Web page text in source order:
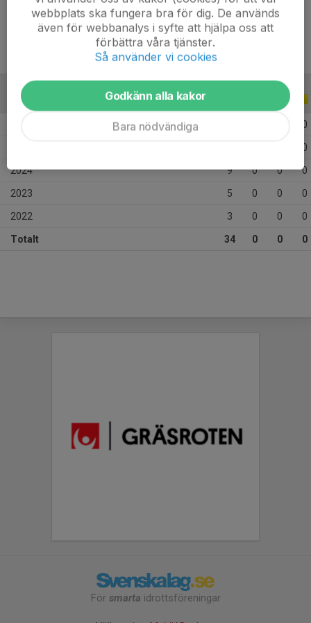
Ålder
12 år
ALLA SERIER ALLA ÅR
0
0
2024 9 0 0 0
2023 5 0 0 0
2022 3 0 0 0
Totalt 34 0 0 0
För smarta idrottsföreningar
webbplats ska fungera bra för dig. De används
även för webbanalys i syfte att hjälpa oss att
förbättra våra tjänster.
Så använder vi cookies
Godkänn alla kakor
Bara nödvändiga